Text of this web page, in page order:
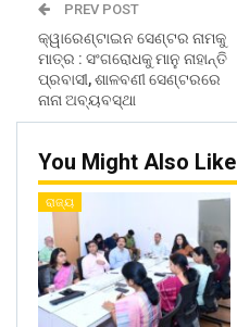
PREV POST
କ୍ୱାରେଣ୍ଟାଇନ ସେଣ୍ଟର ନାମକୁ
ମାତ୍ର : ସଂଗରୋଧକୁ ମାନୁ ନାହାନ୍ତି
ପ୍ରବାସୀ, ଶାଳବଣୀ ସେଣ୍ଟରରେ
ନାନା ଅବ୍ୟବସ୍ଥା
You Might Also Like
ରାଜ୍ୟ